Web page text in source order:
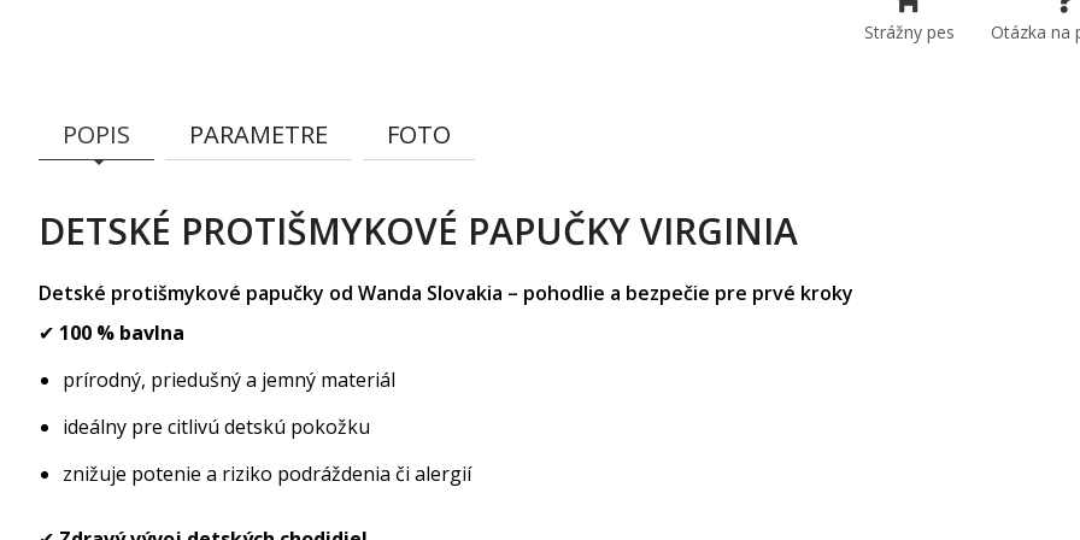
Strážny pes Otázka na
POPIS PARAMETRE FOTO
DETSKÉ PROTIŠMYKOVÉ PAPUČKY VIRGINIA
Detské protišmykové papučky od Wanda Slovakia – pohodlie a bezpečie pre prvé kroky
✔ 100 % bavlna
prírodný, priedušný a jemný materiál
ideálny pre citlivú detskú pokožku
znižuje potenie a riziko podráždenia či alergií